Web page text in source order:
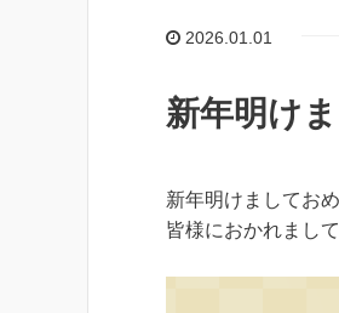
2026.01.01
新年明け
新年明けましてお
皆様におかれまし